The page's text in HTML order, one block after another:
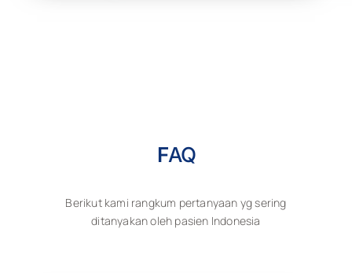
FAQ
Berikut kami rangkum pertanyaan yg sering
ditanyakan oleh pasien Indonesia